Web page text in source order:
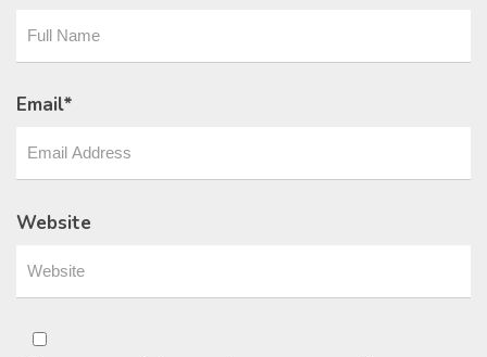
Email*
Website